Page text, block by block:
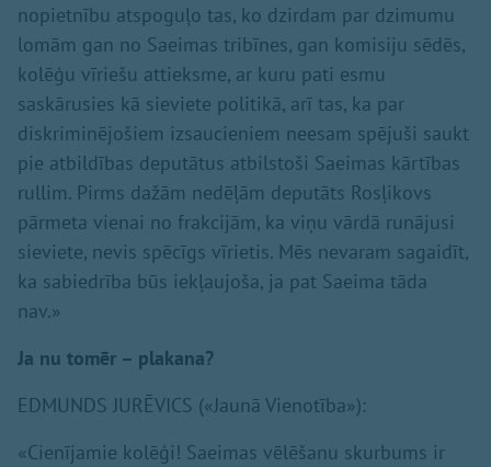
nopietnību atspoguļo tas, ko dzirdam par dzimumu
lomām gan no Saeimas tribīnes, gan komisiju sēdēs,
kolēģu vīriešu attieksme, ar kuru pati esmu
saskārusies kā sieviete politikā, arī tas, ka par
diskriminējošiem izsaucieniem neesam spējuši saukt
pie atbildības deputātus atbilstoši Saeimas kārtības
rullim. Pirms dažām nedēļām deputāts Rosļikovs
pārmeta vienai no frakcijām, ka viņu vārdā runājusi
sieviete, nevis spēcīgs vīrietis. Mēs nevaram sagaidīt,
ka sabiedrība būs iekļaujoša, ja pat Saeima tāda
nav.»
Ja nu tomēr – plakana?
EDMUNDS JURĒVICS («Jaunā Vienotība»):
«Cienījamie kolēģi! Saeimas vēlēšanu skurbums ir